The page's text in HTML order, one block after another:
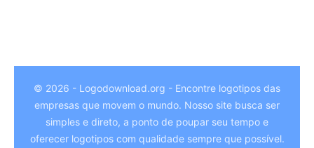
© 2026 - Logodownload.org - Encontre logotipos das
empresas que movem o mundo. Nosso site busca ser
simples e direto, a ponto de poupar seu tempo e
oferecer logotipos com qualidade sempre que possível.
Hindi
German